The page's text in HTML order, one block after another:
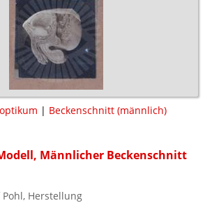
| Beckenschnitt (männlich)
Männlicher Beckenschnitt
Herstellung